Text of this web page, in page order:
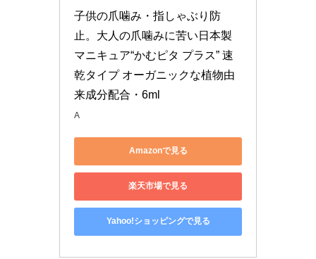
子供の爪噛み・指しゃぶり防
止。大人の爪噛みに苦い日本製
マニキュア“かむピタ プラス” 速
乾タイプ オーガニックな植物由
来成分配合・6ml
A
Amazonで見る
楽天市場で見る
Yahoo!ショッピングで見る